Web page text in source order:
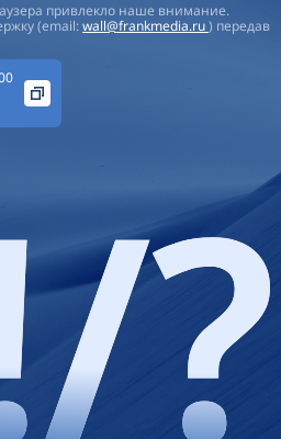
привлекло наше внимание.
(email:wall@frankmedia.ru) передав